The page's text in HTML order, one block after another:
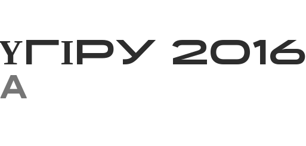
2016